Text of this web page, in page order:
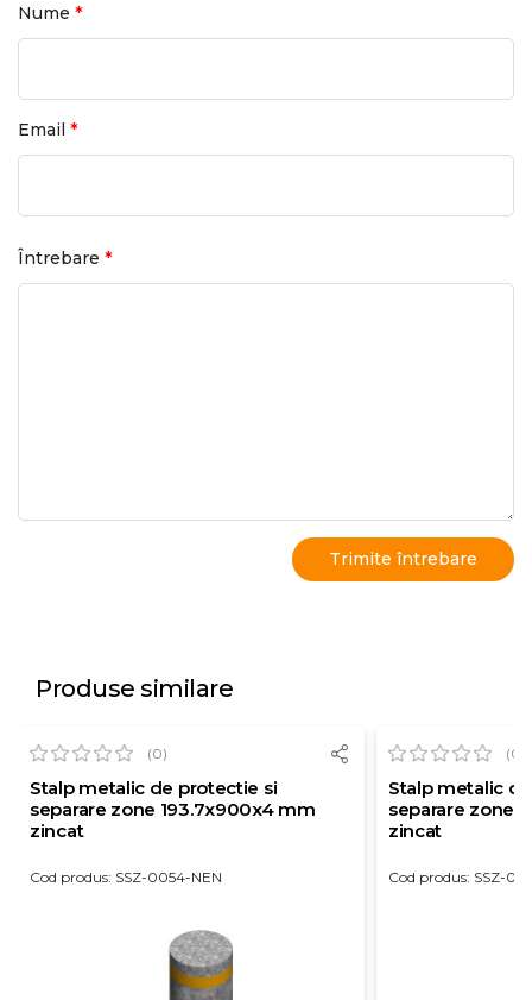
Nume *
Email *
Întrebare *
Produse similare
(0)
Stalp metalic de protectie si
separare zone 193.7x900x4 mm
zincat
Cod produs: SSZ-0054-NEN
(0)
Stalp metalic
separare zone
zincat
Cod produs: SSZ-